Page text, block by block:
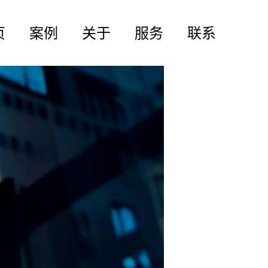
案例 关于 服务 联系